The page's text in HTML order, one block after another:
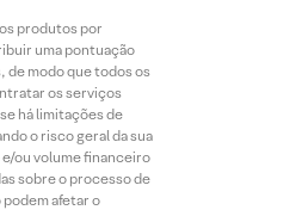
produtos por
uma pontuação
de modo que todos os
os serviços
há limitações de
o risco geral da sua
ou volume financeiro
sobre o processo de
afetar o